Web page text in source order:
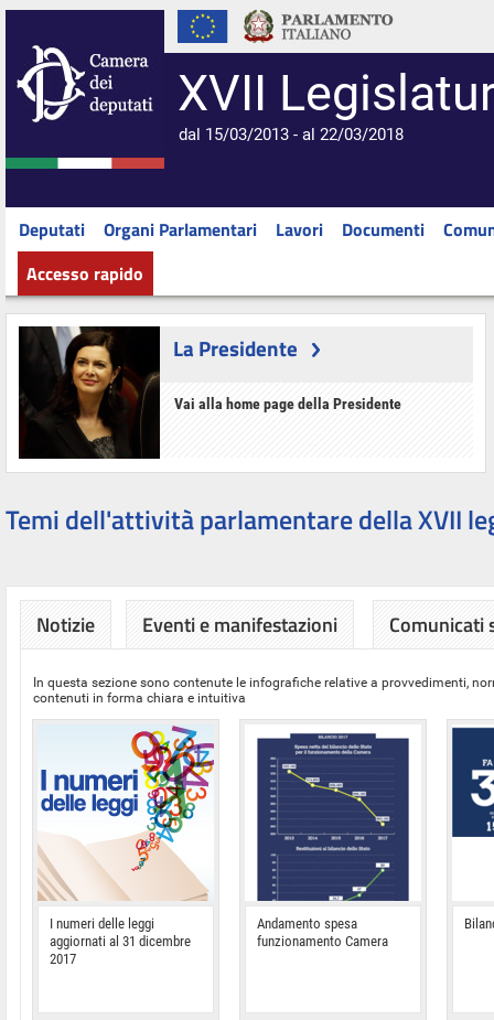
XVII
dal 15/03/2013 - al 22/03/2018
Deputati Organi Parlamentari Lavori Documenti
Accesso rapido
La Presidente
Vai alla home page della Presidente
Temi dell'attività parlamentare della XVII
Notizie Eventi e manifestazioni Comunicati
In questa sezione sono contenute le infografiche relative a provvedimenti,
contenuti in forma chiara e intuitiva
I numeri delle leggi
aggiornati al 31 dicembre
2017
Andamento spesa
funzionamento Camera